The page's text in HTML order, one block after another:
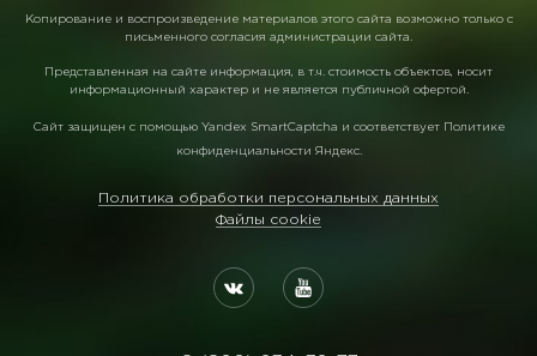
Копирование и воспроизведение материалов этого сайта возможно только с
письменного согласия администрации сайта.
Представленная на сайте информация, в т.ч. стоимость объектов, носит
информационный характер и не является публичной офертой.
Сайт защищен с помощью Yandex SmartCaptcha и соответствует Политике
конфиденциальности Яндекс.
Политика обработки персональных данных
Файлы cookie